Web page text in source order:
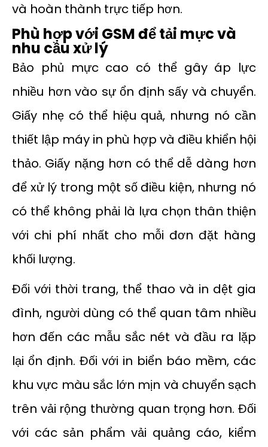
và hoàn thành trực tiếp hơn.
Phù hợp với GSM để tải mực và
nhu cầu xử lý
Bảo phủ mực cao có thể gây áp lực
nhiều hơn vào sự ổn định sấy và chuyển.
Giấy nhẹ có thể hiệu quả, nhưng nó cần
thiết lập máy in phù hợp và điều khiển hội
thảo. Giấy nặng hơn có thể dễ dàng hơn
để xử lý trong một số điều kiện, nhưng nó
có thể không phải là lựa chọn thân thiện
với chi phí nhất cho mỗi đơn đặt hàng
khối lượng.
Đối với thời trang, thể thao và in dệt gia
đình, người dùng có thể quan tâm nhiều
hơn đến các mẫu sắc nét và đầu ra lặp
lại ổn định. Đối với in biển báo mềm, các
khu vực màu sắc lớn mịn và chuyển sạch
trên vải rộng thường quan trọng hơn. Đối
với các sản phẩm vải quảng cáo, kiểm